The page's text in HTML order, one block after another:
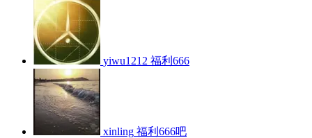
yiwu1212 福利666
xinling 福利666吧